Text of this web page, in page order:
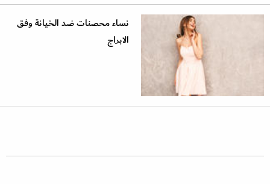
نساء محصنات ضد الخيانة وفق
الابراج